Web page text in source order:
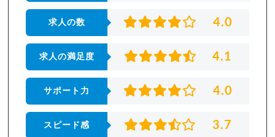
求人の数 4.0
求人の満足度 4.1
サポート力 4.0
スピード感 3.7